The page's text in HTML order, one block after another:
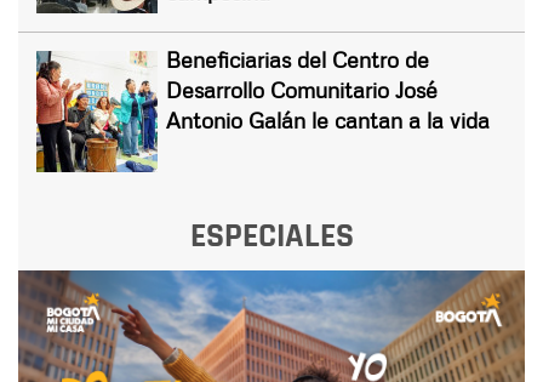
Beneficiarias del Centro de
Desarrollo Comunitario José
Antonio Galán le cantan a la vida
ESPECIALES